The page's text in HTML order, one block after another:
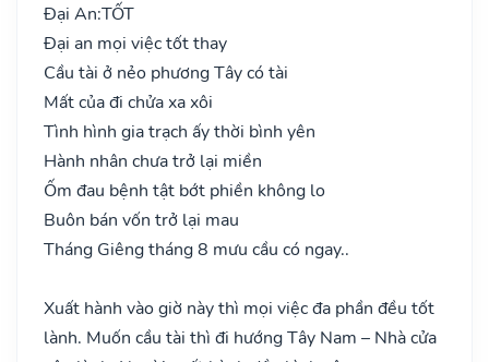
Đại An:TỐT
Đại an mọi việc tốt thay
Cầu tài ở nẻo phương Tây có tài
Mất của đi chửa xa xôi
Tình hình gia trạch ấy thời bình yên
Hành nhân chưa trở lại miền
Ốm đau bệnh tật bớt phiền không lo
Buôn bán vốn trở lại mau
Tháng Giêng tháng 8 mưu cầu có ngay..
Xuất hành vào giờ này thì mọi việc đa phần đều tốt
lành. Muốn cầu tài thì đi hướng Tây Nam – Nhà cửa